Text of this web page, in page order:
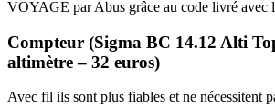
VOYAGE par Abus grâce au code livré avec
Compteur (Sigma BC 14.12 Alti
altimètre – 32 euros)
Avec fil ils sont plus fiables et ne nécessitent